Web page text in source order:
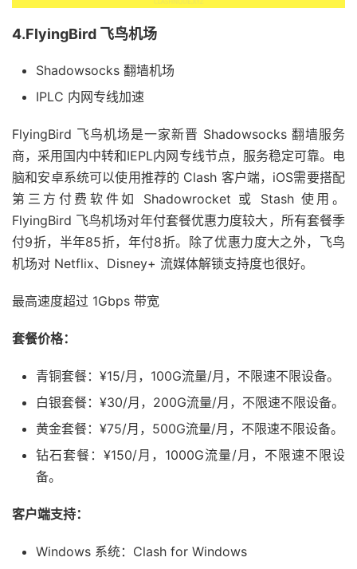
4.FlyingBird 飞鸟机场
Shadowsocks 翻墙机场
IPLC 内网专线加速
FlyingBird 飞鸟机场是一家新晋 Shadowsocks 翻墙服务
商，采用国内中转和IEPL内网专线节点，服务稳定可靠。电
脑和安卓系统可以使用推荐的 Clash 客户端，iOS需要搭配
第三方付费软件如 Shadowrocket 或 Stash 使用。
FlyingBird 飞鸟机场对年付套餐优惠力度较大，所有套餐季
付9折，半年85折，年付8折。除了优惠力度大之外，飞鸟
机场对 Netflix、Disney+ 流媒体解锁支持度也很好。
最高速度超过 1Gbps 带宽
套餐价格：
青铜套餐：¥15/月，100G流量/月，不限速不限设备。
白银套餐：¥30/月，200G流量/月，不限速不限设备。
黄金套餐：¥75/月，500G流量/月，不限速不限设备。
钻石套餐：¥150/月，1000G流量/月，不限速不限设
备。
客户端支持：
Windows 系统：Clash for Windows